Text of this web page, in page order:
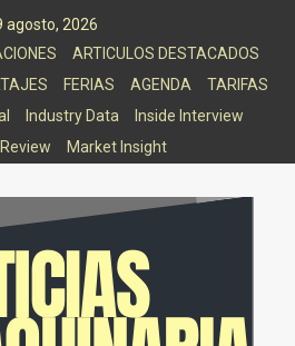
agosto, 2026
ARTICULOS DESTACADOS
FERIAS AGENDA
TARIFAS
Industry Data
Inside Interview
Market Insight